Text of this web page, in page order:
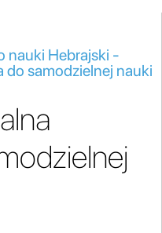
nauki Hebrajski -
do samodzielnej nauki